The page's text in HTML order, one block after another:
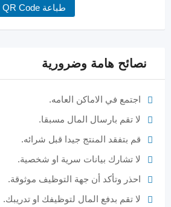
طباعة QR Code
نصائح هامة وضرورية
اجتمع في الاماكن العامه.
لا تقم بارسال المال مسبقا.
قم بتفقد المنتج جيدا قبل شرائه.
لا تشارك بيانات سرية او شخصية.
احذر وتأكد أن جهة التوظيف موثوقة.
لا تقم بدفع المال لتوظيفك او تدريبك.